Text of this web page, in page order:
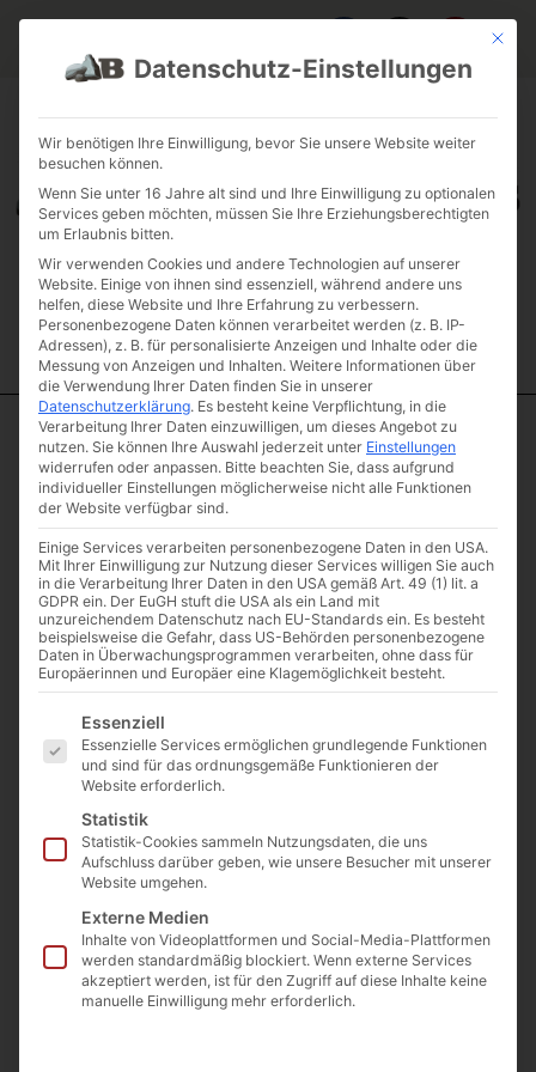
JOBS
FUHRPARK
Start/Natursteinstufen/Antike Stufen/ Natursteinstufen Basalt
antik Klasse1, 50 – 125
Basalt antik
Klasse1, 50 – 125
Artikelnummer: NSGBAKI50
251,26€ (inkl. MwSt.)
Preis / laufender Meter
€269 (inkl. MwSt.)
lfm
Mit
Datenschutz-Einstellungen
Wir benötigen Ihre Einwilligung, bevor Sie unsere Website weiter
besuchen können.
Wenn Sie unter 16 Jahre alt sind und Ihre Einwilligung zu optionalen
Services geben möchten, müssen Sie Ihre Erziehungsberechtigten
um Erlaubnis bitten.
Wir verwenden Cookies und andere Technologien auf unserer
Website. Einige von ihnen sind essenziell, während andere uns
helfen, diese Website und Ihre Erfahrung zu verbessern.
Personenbezogene Daten können verarbeitet werden (z. B. IP-
Adressen), z. B. für personalisierte Anzeigen und Inhalte oder die
Messung von Anzeigen und Inhalten. Weitere Informationen über
die Verwendung Ihrer Daten finden Sie in unserer
Datenschutzerklärung. Es besteht keine Verpflichtung, in die
Verarbeitung Ihrer Daten einzuwilligen, um dieses Angebot zu
nutzen. Sie können Ihre Auswahl jederzeit unter Einstellungen
widerrufen oder anpassen. Bitte beachten Sie, dass aufgrund
individueller Einstellungen möglicherweise nicht alle Funktionen
der Website verfügbar sind.
Einige Services verarbeiten personenbezogene Daten in den USA.
Mit Ihrer Einwilligung zur Nutzung dieser Services willigen Sie auch
in die Verarbeitung Ihrer Daten in den USA gemäß Art. 49 (1) lit. a
GDPR ein. Der EuGH stuft die USA als ein Land mit
unzureichendem Datenschutz nach EU-Standards ein. Es besteht
beispielsweise die Gefahr, dass US-Behörden personenbezogene
Daten in Überwachungsprogrammen verarbeiten, ohne dass für
Europäerinnen und Europäer eine Klagemöglichkeit besteht.
Es folgt eine Liste der Service-Gruppen, für die eine
Essenziell
Essenzielle Services ermöglichen grundlegende Funktionen
und sind für das ordnungsgemäße Funktionieren der
Website erforderlich.
Statistik
Statistik-Cookies sammeln Nutzungsdaten, die uns
Aufschluss darüber geben, wie unsere Besucher mit unserer
Website umgehen.
Externe Medien
Inhalte von Videoplattformen und Social-Media-Plattformen
werden standardmäßig blockiert. Wenn externe Services
akzeptiert werden, ist für den Zugriff auf diese Inhalte keine
manuelle Einwilligung mehr erforderlich.